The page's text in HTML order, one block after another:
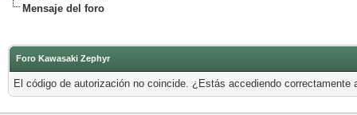
Mensaje del foro
Foro Kawasaki Zephyr
El código de autorización no coincide. ¿Estás accediendo